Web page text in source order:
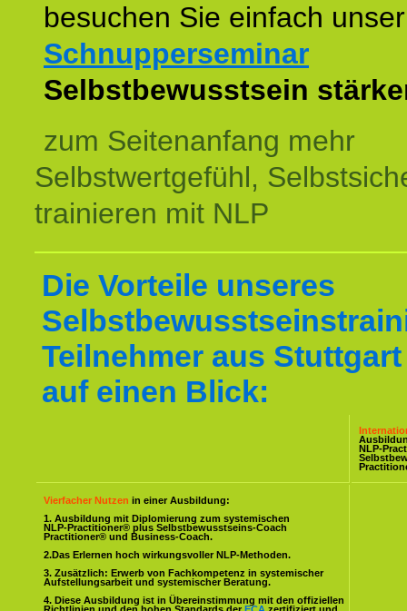
besuchen Sie einfach unser
Schnupperseminar
Selbstbewusstsein
zum Seitenanfang mehr
Selbstwertgefühl,
trainieren mit NLP
Die Vorteile unseres
Teilnehmer aus
auf einen Blick:
NLP-
Vierfacher Nutzen in einer Ausbildung:
1. Ausbildung mit Diplomierung zum systemischen
NLP-Practitioner® plus Selbstbewusstseins-Coach
Practitioner® und Business-Coach.
2.Das Erlernen hoch wirkungsvoller NLP-Methoden.
3. Zusätzlich: Erwerb von Fachkompetenz in systemischer
Aufstellungsarbeit und systemischer Beratung.
4. Diese Ausbildung ist in Übereinstimmung mit den offiziellen